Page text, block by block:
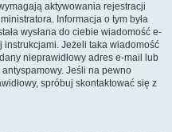
aktywowania rejestracji
Informacja o tym była
wysłana do ciebie wiadomość e-
Jeżeli taka wiadomość
nieprawidłowy adres e-mail lub
Jeśli na pewno
spróbuj skontaktować się z